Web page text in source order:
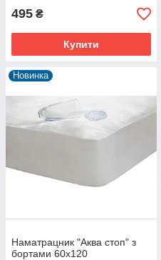
495 ₴
Купити
Новинка
Наматрацник "Аква стоп" з
бортами 60х120